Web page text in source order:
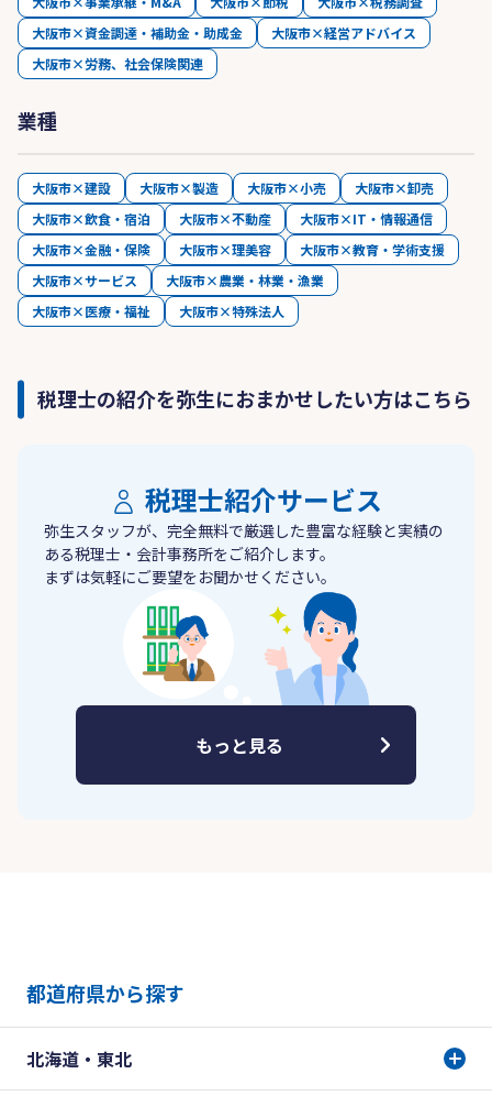
大阪市×資金調達・補助金・助成金
大阪市×経営アドバイス
大阪市×労務、社会保険関連
業種
大阪市×建設 大阪市×製造 大阪市×小売
大阪市×卸売
大阪市×飲食・宿泊
大阪市×不動産
大阪市×IT・情報通信
大阪市×金融・保険
大阪市×理美容
大阪市×教育・学術支援
大阪市×サービス
大阪市×農業・林業・漁業
大阪市×医療・福祉
大阪市×特殊法人
税理士の紹介を弥生におまかせしたい方はこちら
税理士紹介サービス
弥生スタッフが、完全無料で厳選した豊富な経験と実績の
ある税理士・会計事務所をご紹介します。
まずは気軽にご要望をお聞かせください。
もっと見る
都道府県から探す
北海道・東北